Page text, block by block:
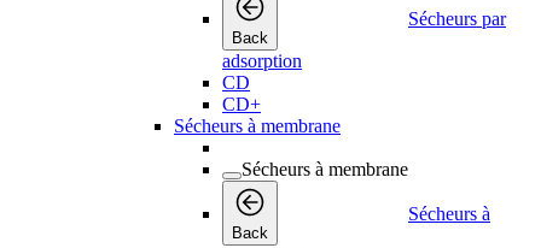
Back
Sécheurs par
adsorption
CD
CD+
Sécheurs à membrane
Sécheurs à membrane
Back
Sécheurs à